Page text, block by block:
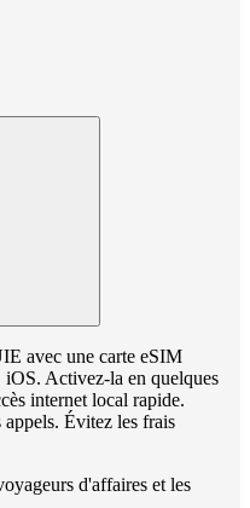
avec une carte eSIM
Activez-la en quelques
internet local rapide.
Évitez les frais
d'affaires et les